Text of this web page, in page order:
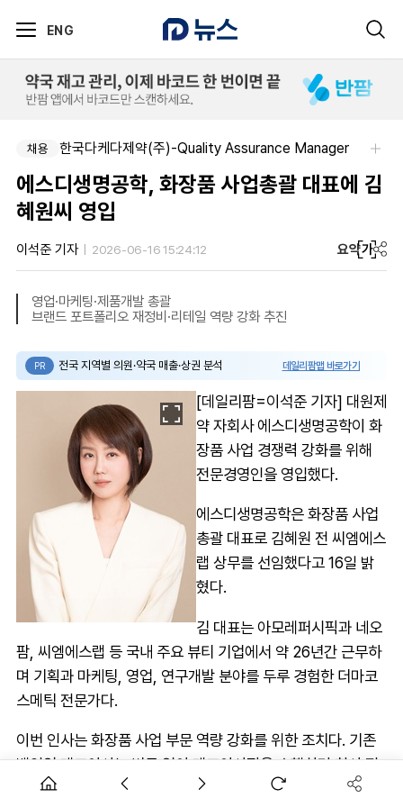
ENG
채용 한국다케다제약(주)-Quality Assurance Manager
에스디생명공학, 화장품 사업총괄 대표에 김
혜원씨 영입
이석준 기자 2026-06-16 15:24:12 요약가
영업·마케팅·제품개발 총괄
브랜드 포트폴리오 재정비·리테일 역량 강화 추진
PR 전국 지역별 의원·약국 매출·상권 분석 데일리팜맵 바로가기
[데일리팜=이석준 기자] 대원제
약 자회사 에스디생명공학이 화
장품 사업 경쟁력 강화를 위해
전문경영인을 영입했다.
에스디생명공학은 화장품 사업
총괄 대표로 김혜원 전 씨엠에스
랩 상무를 선임했다고 16일 밝
혔다.
김 대표는 아모레퍼시픽과 네오
팜, 씨엠에스랩 등 국내 주요 뷰티 기업에서 약 26년간 근무하
며 기획과 마케팅, 영업, 연구개발 분야를 두루 경험한 더마코
스메틱 전문가다.
이번 인사는 화장품 사업 부문 역량 강화를 위한 조치다. 기존
백인영 대표이사는 변동 없이 대표이사직을 수행하며 회사 전
반을 총괄한다. 김 대표는 영업과 마케팅, 제품개발 등 화장품